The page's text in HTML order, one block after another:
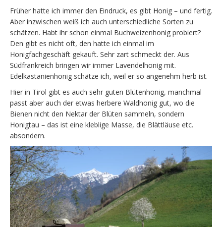
Früher hatte ich immer den Eindruck, es gibt Honig – und fertig.
Aber inzwischen weiß ich auch unterschiedliche Sorten zu
schätzen. Habt ihr schon einmal Buchweizenhonig probiert?
Den gibt es nicht oft, den hatte ich einmal im
Honigfachgeschäft gekauft. Sehr zart schmeckt der. Aus
Südfrankreich bringen wir immer Lavendelhonig mit.
Edelkastanienhonig schätze ich, weil er so angenehm herb ist.
Hier in Tirol gibt es auch sehr guten Blütenhonig, manchmal
passt aber auch der etwas herbere Waldhonig gut, wo die
Bienen nicht den Nektar der Blüten sammeln, sondern
Honigtau – das ist eine kleblige Masse, die Blättläuse etc.
absondern.